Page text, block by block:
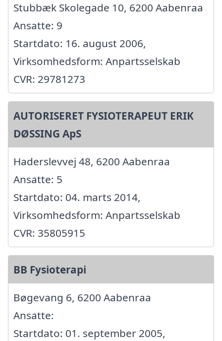
Stubbæk Skolegade 10, 6200 Aabenraa
Ansatte: 9
Startdato: 16. august 2006,
Virksomhedsform: Anpartsselskab
CVR: 29781273
AUTORISERET FYSIOTERAPEUT ERIK
DØSSING ApS
Haderslevvej 48, 6200 Aabenraa
Ansatte: 5
Startdato: 04. marts 2014,
Virksomhedsform: Anpartsselskab
CVR: 35805915
BB Fysioterapi
Bøgevang 6, 6200 Aabenraa
Ansatte:
Startdato: 01. september 2005,